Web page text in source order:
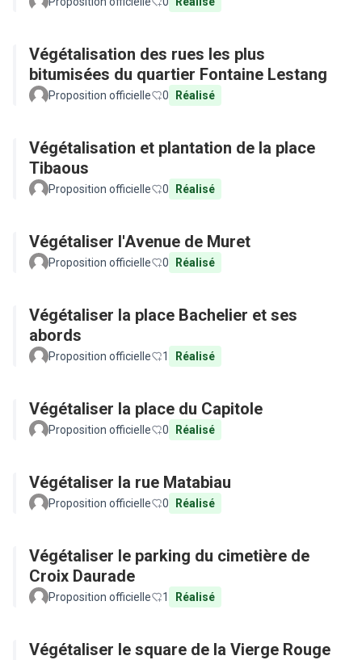
Végétalisation des rues les plus
bitumisées du quartier Fontaine Lestang
Proposition officielle 0 Réalisé
Végétalisation et plantation de la place
Tibaous
Proposition officielle 0 Réalisé
Végétaliser l'Avenue de Muret
Proposition officielle 0 Réalisé
Végétaliser la place Bachelier et ses
abords
Proposition officielle 1 Réalisé
Végétaliser la place du Capitole
Proposition officielle 0 Réalisé
Végétaliser la rue Matabiau
Proposition officielle 0 Réalisé
Végétaliser le parking du cimetière de
Croix Daurade
Proposition officielle 1 Réalisé
Végétaliser le square de la Vierge Rouge